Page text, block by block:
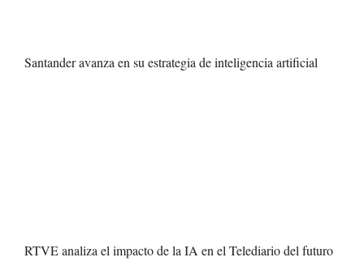
Santander avanza en su estrategia de inteligencia artificial
RTVE analiza el impacto de la IA en el Telediario del futuro